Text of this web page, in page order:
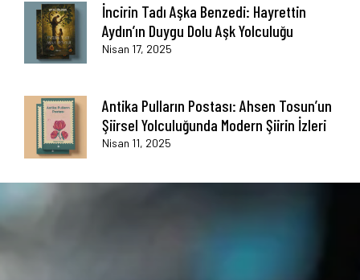
İncirin Tadı Aşka Benzedi: Hayrettin
Aydın’ın Duygu Dolu Aşk Yolculuğu
Nisan 17, 2025
Antika Pulların Postası: Ahsen Tosun’un
Şiirsel Yolculuğunda Modern Şiirin İzleri
Nisan 11, 2025